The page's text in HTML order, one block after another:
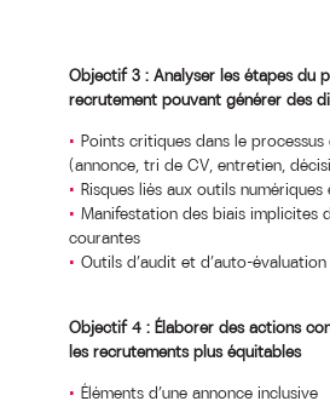
Objectif 3 : Analyser les étapes du
recrutement pouvant générer des
Points critiques dans le
(annonce, tri de CV, entretien,
Risques liés aux outils
Manifestation des biais implicites
courantes
Outils d’audit et d’auto-
Objectif 4 : Élaborer des actions
les recrutements plus équitables
Éléments d’une annonce inclusive